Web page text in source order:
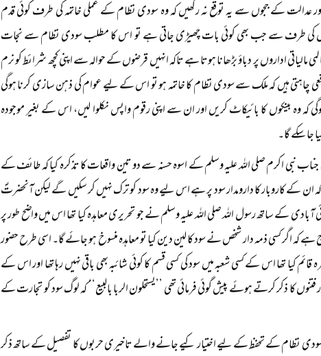
عدالت کے ججوں سے یہ توقع نہ رکھیں کہ وہ سودی نظام کے عملی خاتمہ کی طرف کوئی قدم
کی طرف سے جب بھی کوئی بات چھیڑی جاتی ہے تو اس کا مطلب سودی نظام سے نجات
مالیاتی اداروں پر دباؤ بڑھانا ہوتا ہے تاکہ انہیں قرضوں کے حوالہ سے اپنی کچھ شرائط کو نرم
چاہتی ہیں کہ ملک سے سودی نظام کا خاتمہ ہو تو اس کے لیے عوام کی ذہن سازی کرنا ہوگی
وہ بینکوں کا بائیکاٹ کریں اور ان سے اپنی رقوم واپس نکلوا لیں، اس کے بغیر موجودہ
جا سکے گا۔
نبی اکرم صلی اللہ علیہ وسلم کے اسوہ حسنہ سے دو تین واقعات کا تذکرہ کیا کہ طائف کے
کے کاروبار کا دارومدار سود پر ہے اس لیے وہ سود کو ترک نہیں کر سکیں گے لیکن آنحضرتؐ
کے ساتھ رسول اللہ صلی اللہ علیہ وسلم نے جو تحریری معاہدہ کیا تھا اس میں واضح طور پر
کہ اگر کسی ذمہ دار شخص نے سود کا لین دین کیا تو معاہدہ منسوخ ہو جائے گا۔ اسی طرح حضور
کیا تھا اس کے کسی شعبہ میں سود کی کسی قسم کا کوئی شائبہ بھی باقی نہیں رہا تھا اور اس کے
کا ذکر کرتے ہوئے پیش گوئی فرمائی تھی ’’یستحلون الربا بالبیع‘‘ کہ لوگ سود کو تجارت کے
نظام کے تحفظ کے لیے اختیار کیے جانے والے تاخیری حربوں کا تفصیل کے ساتھ ذکر